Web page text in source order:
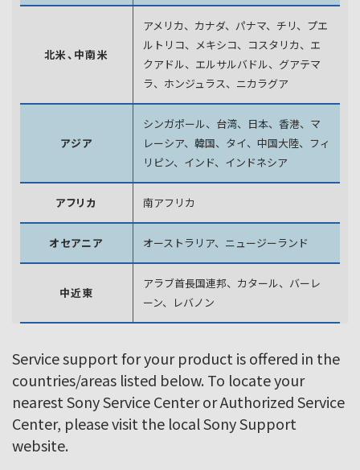
北米、中南米
アメリカ、カナダ、パナマ、チリ、プエ
ルトリコ、メキシコ、 コスタリカ、エ
クアドル、エルサルバドル、グアテマ
ラ、 ホンジュラス、ニカラグア
アジア
シンガポール、台湾、日本、香港、マ
レーシア、韓国、 タイ、中国大陸、フィ
リピン、インド、インドネシア
アフリカ 南アフリカ
オセアニア オーストラリア、ニュージーランド
中近東
アラブ首長国連邦、カタール、バーレ
ーン、レバノン
Service support for your product is offered in the
countries/areas listed below. To locate your
nearest Sony Service Center or Authorized Service
Center, please visit the local Sony Support
website.